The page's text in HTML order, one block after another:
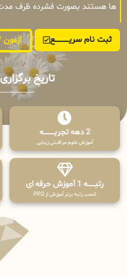
ها هستند بصورت فشرده ظرف مدت 4 الی 6 روز در تهران برگزار
ثبت نام سریــــــــــــع
تاریخ برگزاری : 1405/
2 دهه تجربـــــــــه
آموزش علوم مراقبتی زیبایی
رتبــــــه 1 آموزش حرفه ای
کسب رتبه برتر آموزش از PPQ